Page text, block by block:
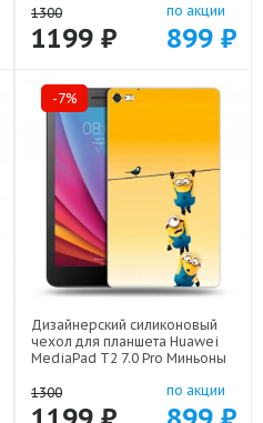
1300
1199 ₽
по акции
899 ₽
-7%
Дизайнерский силиконовый
чехол для планшета Huawei
MediaPad T2 7.0 Pro Миньоны
1300
по акции